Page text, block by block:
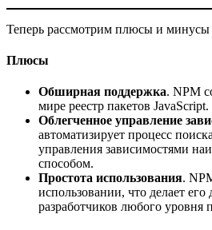
Теперь рассмотрим плюсы и
Плюсы
Обширная поддержка. NPM
мире реестр пакетов JavaScript.
Облегченное управление
автоматизирует процесс
управления зависимостями
способом.
Простота использования.
использовании, что делает
разработчиков любого уровня